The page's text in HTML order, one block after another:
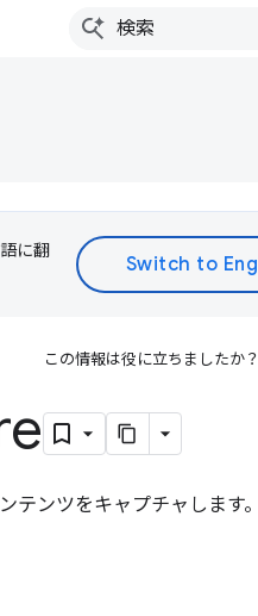
に翻
この情報は役に立ちましたか？
ンツをキャプチャします。